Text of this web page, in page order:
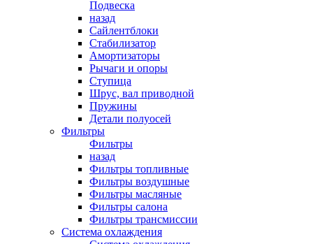
Подвеска
назад
Сайлентблоки
Стабилизатор
Амортизаторы
Рычаги и опоры
Ступица
Шрус, вал приводной
Пружины
Детали полуосей
Фильтры
Фильтры
назад
Фильтры топливные
Фильтры воздушные
Фильтры масляные
Фильтры салона
Фильтры трансмиссии
Система охлаждения